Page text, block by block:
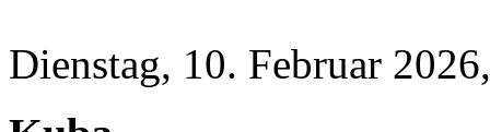
Dienstag, 10. Februar